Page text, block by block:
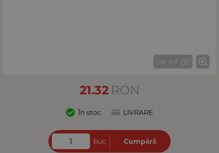
1 de la 8
21.32 RON
În stoc LIVRARE
buc Cumpără